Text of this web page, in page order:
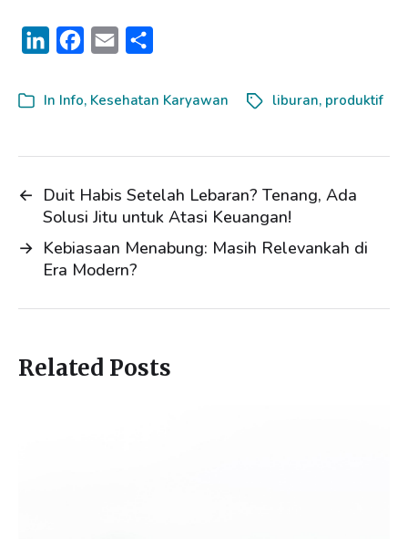
n
I
o
a
a
In Info, Kesehatan Karyawan liburan, produktif
← Duit Habis Setelah Lebaran? Tenang, Ada
Solusi Jitu untuk Atasi Keuangan!
→ Kebiasaan Menabung: Masih Relevankah di
Era Modern?
Related Posts